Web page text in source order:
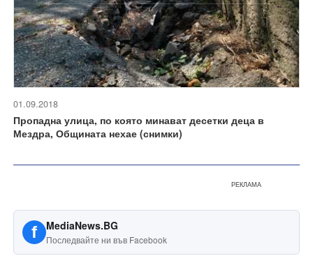
01.09.2018
Пропадна улица, по която минават десетки деца в
Мездра, Общината нехае (снимки)
РЕКЛАМА
f MediaNews.BG
Последвайте ни във Facebook